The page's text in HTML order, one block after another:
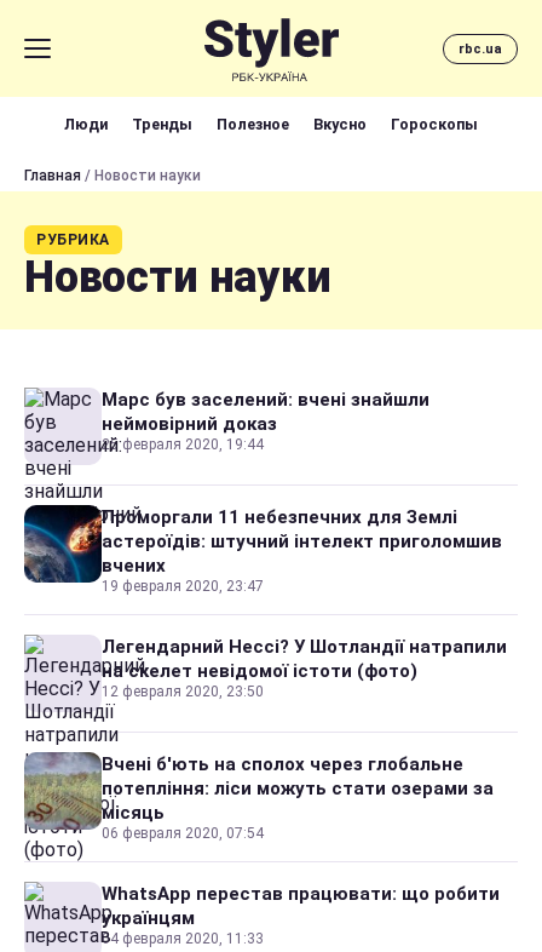
rbc.ua
Люди Тренды Полезное Вкусно Гороскопы
Главная / Новости науки
РУБРИКА
Новости науки
Марс був заселений: вчені знайшли
неймовірний доказ
25 февраля 2020, 19:44
Проморгали 11 небезпечних для Землі
астероїдів: штучний інтелект приголомшив
вчених
19 февраля 2020, 23:47
Легендарний Нессі? У Шотландії натрапили
на скелет невідомої істоти (фото)
12 февраля 2020, 23:50
Вчені б'ють на сполох через глобальне
потепління: ліси можуть стати озерами за
місяць
06 февраля 2020, 07:54
WhatsApp перестав працювати: що робити
українцям
04 февраля 2020, 11:33